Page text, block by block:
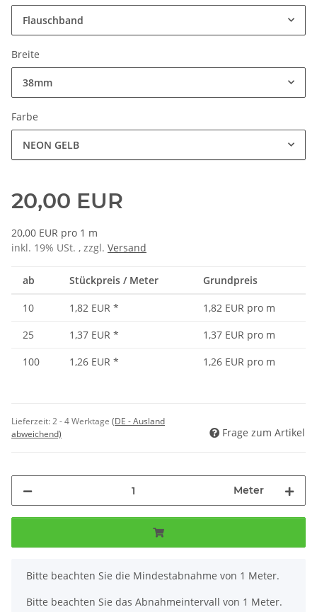
Flauschband
Breite
38mm
Farbe
NEON GELB
20,00 EUR
20,00 EUR pro 1 m
inkl. 19% USt. , zzgl. Versand
ab Stückpreis / Meter Grundpreis
10 1,82 EUR *
1,82 EUR pro m
25
1,37 EUR *
1,37 EUR pro m
100
1,26 EUR * 1,26 EUR pro m
Lieferzeit:2 - 4 Werktage (DE - Ausland
abweichend)
Frage zum Artikel
Meter
x
Bitte beachten Sie die Mindestabnahme von 1 Meter.
Bitte beachten Sie das Abnahmeintervall von 1 Meter.